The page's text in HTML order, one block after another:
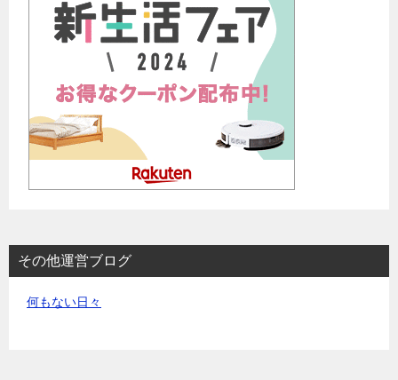
その他運営ブログ
何もない日々